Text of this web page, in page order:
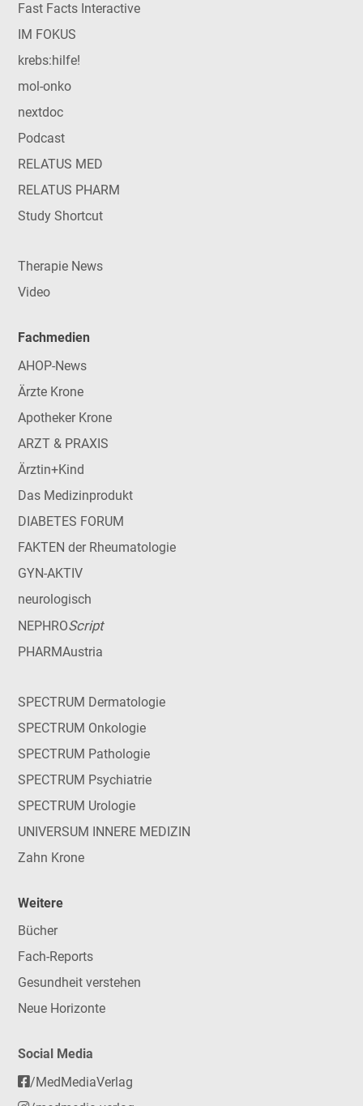
Fast Facts Interactive
IM FOKUS
krebs:hilfe!
mol-onko
nextdoc
Podcast
RELATUS MED
RELATUS PHARM
Study Shortcut
Therapie News
Video
Fachmedien
AHOP-News
Ärzte Krone
Apotheker Krone
ARZT & PRAXIS
Ärztin+Kind
Das Medizinprodukt
DIABETES FORUM
FAKTEN der Rheumatologie
GYN-AKTIV
neurologisch
NEPHROScript
PHARMAustria
SPECTRUM Dermatologie
SPECTRUM Onkologie
SPECTRUM Pathologie
SPECTRUM Psychiatrie
SPECTRUM Urologie
UNIVERSUM INNERE MEDIZIN
Zahn Krone
Weitere
Bücher
Fach-Reports
Gesundheit verstehen
Neue Horizonte
Social Media
/MedMediaVerlag